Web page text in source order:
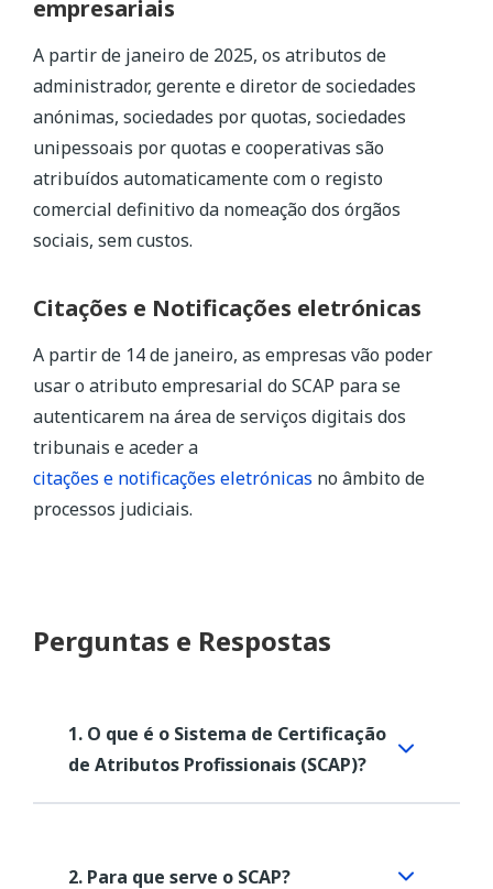
empresariais
A partir de janeiro de 2025, os atributos de
administrador, gerente e diretor de sociedades
anónimas, sociedades por quotas, sociedades
unipessoais por quotas e cooperativas são
atribuídos automaticamente com o registo
comercial definitivo da nomeação dos órgãos
sociais, sem custos.
Citações e Notificações eletrónicas
A partir de 14 de janeiro, as empresas vão poder
usar o atributo empresarial do SCAP para se
autenticarem na área de serviços digitais dos
tribunais e aceder a
citações e notificações eletrónicas no âmbito de
processos judiciais.
Perguntas e Respostas
1. O que é o Sistema de Certificação
de Atributos Profissionais (SCAP)?
permite associar certas qualidades
2. Para que serve o SCAP?